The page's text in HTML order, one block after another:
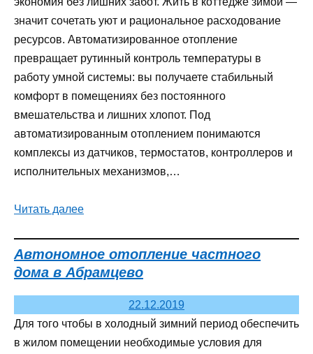
значит сочетать уют и рациональное расходование
ресурсов. Автоматизированное отопление
превращает рутинный контроль температуры в
работу умной системы: вы получаете стабильный
комфорт в помещениях без постоянного
вмешательства и лишних хлопот. Под
автоматизированным отоплением понимаются
комплексы из датчиков, термостатов, контроллеров и
исполнительных механизмов,…
Читать далее
Автономное отопление частного
дома в Абрамцево
22.12.2019
Для того чтобы в холодный зимний период обеспечить
в жилом помещении необходимые условия для